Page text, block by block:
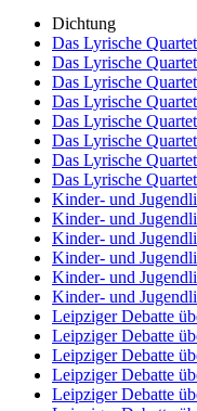
Dichtung
Das Lyrische
Das Lyrische
Das Lyrische
Das Lyrische
Das Lyrische
Das Lyrische
Das Lyrische
Das Lyrische
Kinder- und
Kinder- und
Kinder- und
Kinder- und
Kinder- und
Kinder- und
Leipziger Debatte
Leipziger Debatte
Leipziger Debatte
Leipziger Debatte
Leipziger Debatte